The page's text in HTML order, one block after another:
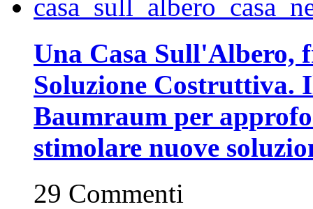
Una Casa Sull'Albero,
Soluzione Costruttiva.
Baumraum per
stimolare nuove
29 Commenti